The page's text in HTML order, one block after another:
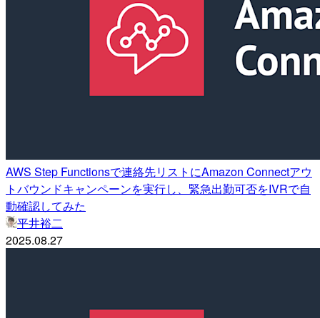
AWS Step Functionsで連絡先リストにAmazon Connectアウ
トバウンドキャンペーンを実行し、緊急出勤可否をIVRで自
動確認してみた
平井裕二
2025.08.27